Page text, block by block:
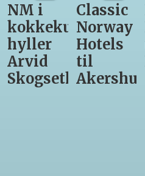
Classic
Norway
Hotels
til
Akershus
Fra
til